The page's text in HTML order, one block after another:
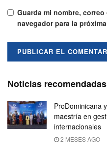
Guarda mi nombre,
navegador para la
Noticias recomendadas
ProDominicana
maestría en
internacionales
2 MESES AGO